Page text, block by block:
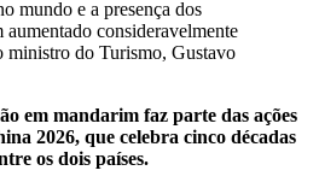
mundo e a presença dos
aumentado consideravelmente
ministro do Turismo, Gustavo
em mandarim faz parte das ações
2026, que celebra cinco décadas
os dois países.